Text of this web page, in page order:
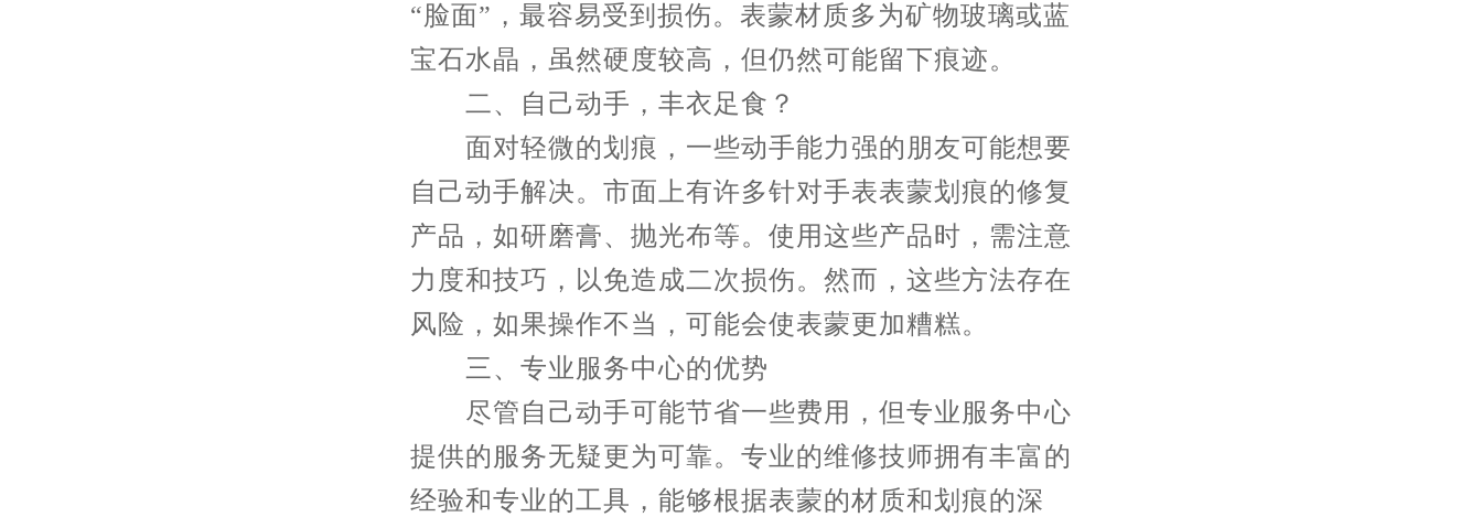
“脸面”，最容易受到损伤。表蒙材质多为矿物玻璃或蓝
宝石水晶，虽然硬度较高，但仍然可能留下痕迹。
二、自己动手，丰衣足食？
面对轻微的划痕，一些动手能力强的朋友可能想要
自己动手解决。市面上有许多针对手表表蒙划痕的修复
产品，如研磨膏、抛光布等。使用这些产品时，需注意
力度和技巧，以免造成二次损伤。然而，这些方法存在
风险，如果操作不当，可能会使表蒙更加糟糕。
三、专业服务中心的优势
尽管自己动手可能节省一些费用，但专业服务中心
提供的服务无疑更为可靠。专业的维修技师拥有丰富的
经验和专业的工具，能够根据表蒙的材质和划痕的深